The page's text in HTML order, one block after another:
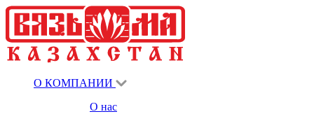
О КОМПАНИИ
О нас